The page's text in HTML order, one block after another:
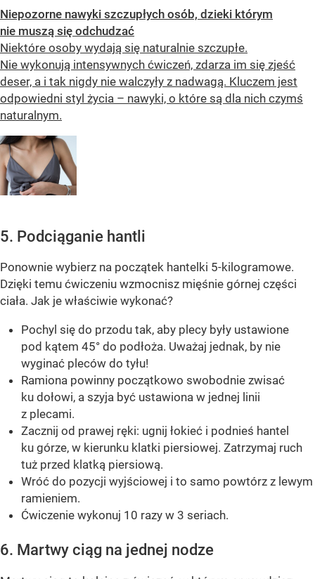
Niepozorne nawyki szczupłych osób, dzieki którym
nie muszą się odchudzać
Niektóre osoby wydają się naturalnie szczupłe.
Nie wykonują intensywnych ćwiczeń, zdarza im się zjeść
deser, a i tak nigdy nie walczyły z nadwagą. Kluczem jest
odpowiedni styl życia – nawyki, o które są dla nich czymś
naturalnym.
5. Podciąganie hantli
Ponownie wybierz na początek hantelki 5-kilogramowe.
Dzięki temu ćwiczeniu wzmocnisz mięśnie górnej części
ciała. Jak je właściwie wykonać?
Pochyl się do przodu tak, aby plecy były ustawione
pod kątem 45° do podłoża. Uważaj jednak, by nie
wyginać pleców do tyłu!
Ramiona powinny początkowo swobodnie zwisać
ku dołowi, a szyja być ustawiona w jednej linii
z plecami.
Zacznij od prawej ręki: ugnij łokieć i podnieś hantel
ku górze, w kierunku klatki piersiowej. Zatrzymaj ruch
tuż przed klatką piersiową.
Wróć do pozycji wyjściowej i to samo powtórz z lewym
ramieniem.
Ćwiczenie wykonuj 10 razy w 3 seriach.
6. Martwy ciąg na jednej nodze